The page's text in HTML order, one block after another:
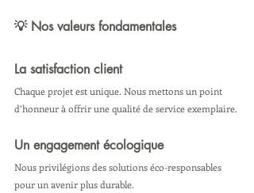
💡 Nos valeurs fondamentales
La satisfaction client
Chaque projet est unique. Nous mettons un point
d’honneur à offrir une qualité de service exemplaire.
Un engagement écologique
Nous privilégions des solutions éco-responsables
pour un avenir plus durable.